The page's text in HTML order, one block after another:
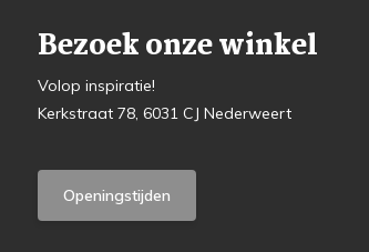
Bezoek onze winkel
Volop inspiratie!
Kerkstraat 78, 6031 CJ Nederweert
Openingstijden